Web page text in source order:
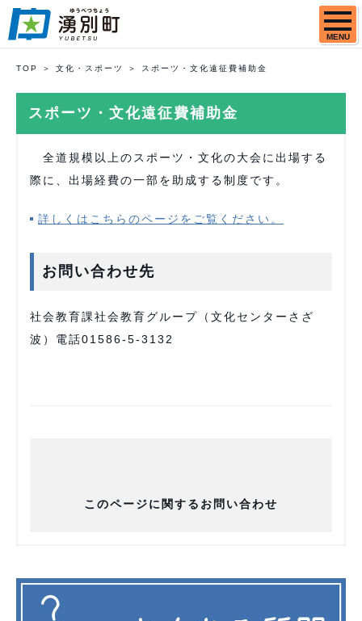
MENU
TOP 文化・スポーツ スポーツ・文化遠征費補助金
スポーツ・文化遠征費補助金
全道規模以上のスポーツ・文化の大会に出場する
際に、出場経費の一部を助成する制度です。
詳しくはこちらのページをご覧ください。
お問い合わせ先
社会教育課社会教育グループ（文化センターさざ
波）電話01586-5-3132
このページに関するお問い合わせ